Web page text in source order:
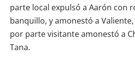
parte local expulsó a Aarón con
banquillo, y amonestó a Valiente,
por parte visitante amonestó a
Tana.